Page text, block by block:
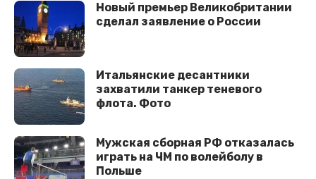
Новый премьер Великобритании
сделал заявление о России
Итальянские десантники
захватили танкер теневого
флота. Фото
Мужская сборная РФ отказалась
играть на ЧМ по волейболу в
Польше